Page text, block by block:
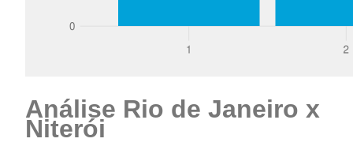
Análise Rio de Janeiro x
Niterói